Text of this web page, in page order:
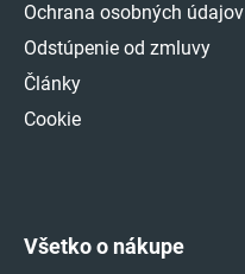
Ochrana osobných údajov
Odstúpenie od zmluvy
Články
Cookie
Všetko o nákupe